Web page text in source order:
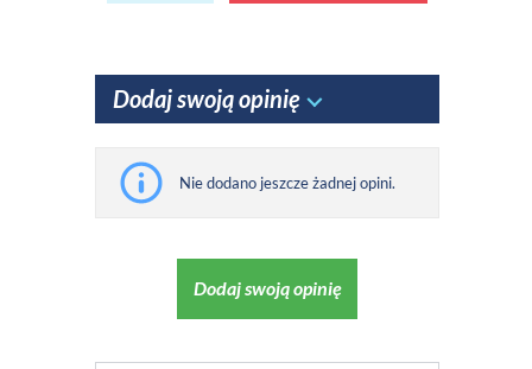
Dodaj swoją opinię
Nie dodano jeszcze żadnej opini.
Dodaj swoją opinię